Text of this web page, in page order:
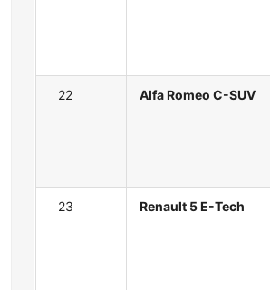
22 Alfa Romeo C-SUV
23 Renault 5 E-Tech